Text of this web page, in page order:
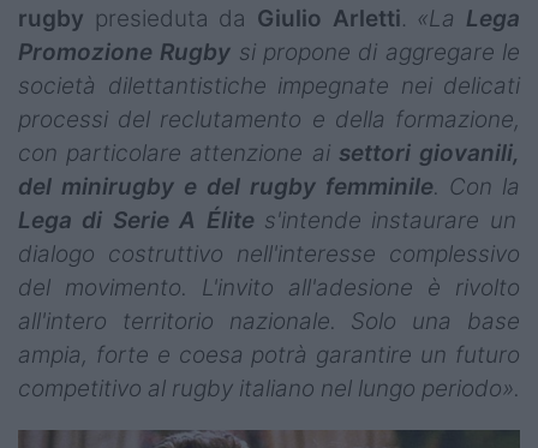
rugby presieduta da Giulio Arletti. «La Lega
Promozione Rugby si propone di aggregare le
società dilettantistiche impegnate nei delicati
processi del reclutamento e della formazione,
con particolare attenzione aisettori giovanili,
del minirugby e del rugby femminile. Con la
Lega di Serie A Élite s'intende instaurare un
dialogo costruttivo nell'interesse complessivo
del movimento. L'invito all'adesione è rivolto
all'intero territorio nazionale. Solo una base
ampia, forte e coesa potrà garantire un futuro
competitivo al rugby italiano nel lungo periodo».